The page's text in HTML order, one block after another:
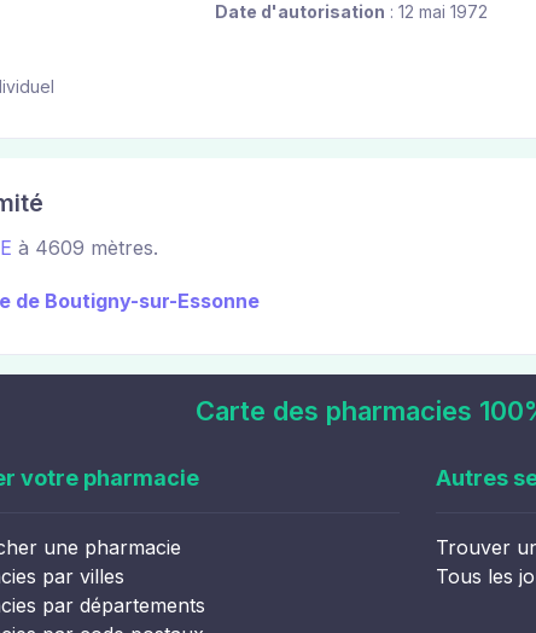
Date d'autorisation : 12 mai 1972
à 4609 mètres.
de Boutigny-sur-Essonne
Carte des pharmacies
votre pharmacie
une pharmacie
par villes
par départements
Autres
Trouver
Tous les